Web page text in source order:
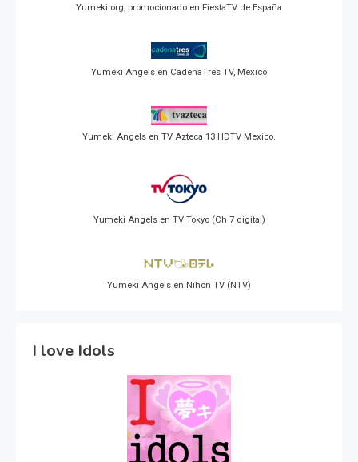
Yumeki.org, promocionado en FiestaTV de España
Yumeki Angels en CadenaTres TV, Mexico
Yumeki Angels en TV Azteca 13 HDTV Mexico.
Yumeki Angels en TV Tokyo (Ch 7 digital)
Yumeki Angels en Nihon TV (NTV)
I love Idols